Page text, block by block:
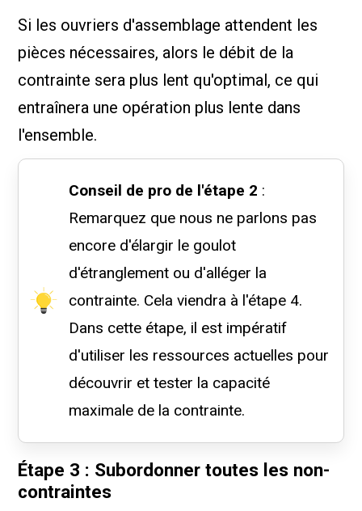
Si les ouvriers d'assemblage attendent les
pièces nécessaires, alors le débit de la
contrainte sera plus lent qu'optimal, ce qui
entraînera une opération plus lente dans
l'ensemble.
Conseil de pro de l'étape 2 :
Remarquez que nous ne parlons pas
encore d'élargir le goulot
d'étranglement ou d'alléger la
contrainte. Cela viendra à l'étape 4.
Dans cette étape, il est impératif
d'utiliser les ressources actuelles pour
découvrir et tester la capacité
maximale de la contrainte.
Étape 3 : Subordonner toutes les non-
contraintes